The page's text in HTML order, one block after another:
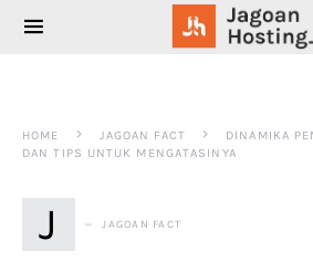
SEARCH FOR:
HOME JAGOAN FACT
DINAMIKA
DAN TIPS UNTUK MENGATASINYA
J JAGOAN FACT